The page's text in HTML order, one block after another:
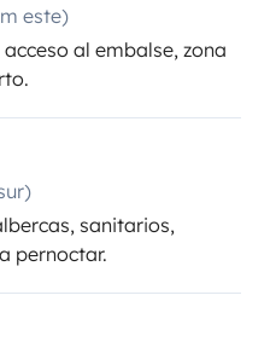
este)
al embalse, zona
sanitarios,
pernoctar.